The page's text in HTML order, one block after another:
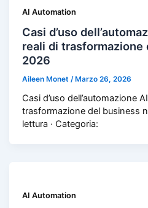
AI Automation
Casi d’uso
reali di trasformazione
2026
Aileen Monet/ Marzo 26, 2026
Casi d’uso dell’automazione
trasformazione del business
lettura · Categoria:
AI Automation